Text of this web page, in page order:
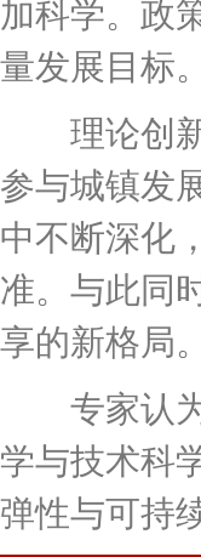
加科学。政
量发展目标。
理论创新
参与城镇发
中不断深化
准。与此同
享的新格局。
专家认为
学与技术科
弹性与可持